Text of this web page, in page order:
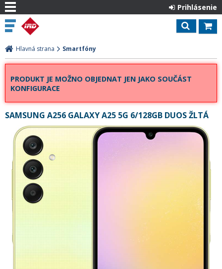
Prihlásenie
Hlavná strana Smartfóny
PRODUKT JE MOŽNO OBJEDNAT JEN JAKO SOUČÁST
KONFIGURACE
SAMSUNG A256 GALAXY A25 5G 6/128GB DUOS ŽLTÁ